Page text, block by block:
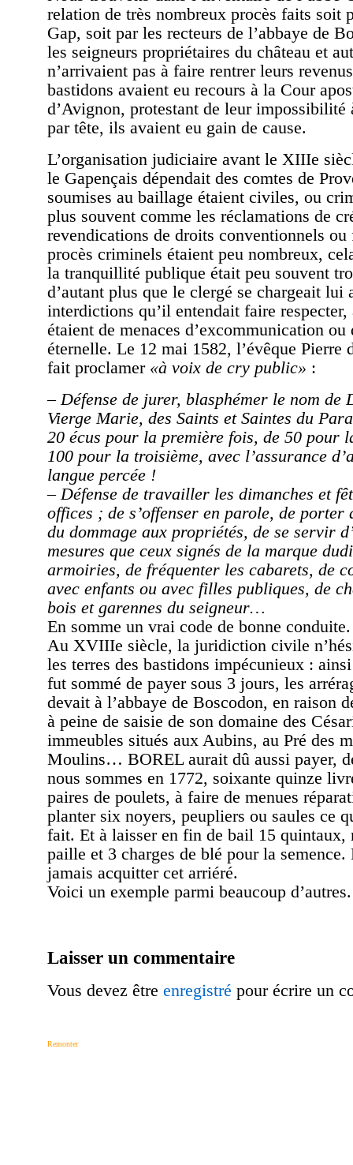
relation de très nombreux procès faits soit
Gap, soit par les recteurs de l’abbaye de
les seigneurs propriétaires du château et
n’arrivaient pas à faire rentrer leurs
bastidons avaient eu recours à la Cour
d’Avignon, protestant de leur
par tête, ils avaient eu gain de cause.
L’organisation judiciaire avant le XIIIe
le Gapençais dépendait des comtes de
soumises au baillage étaient civiles, ou
plus souvent comme les réclamations de
revendications de droits conventionnels
procès criminels étaient peu nombreux,
la tranquillité publique était peu souvent
d’autant plus que le clergé se chargeait lui
interdictions qu’il entendait faire respecter,
étaient de menaces d’excommunication ou
éternelle. Le 12 mai 1582, l’évêque Pierre
fait proclamer «à voix de cry public» :
– Défense de jurer, blasphémer le nom de
Vierge Marie, des Saints et Saintes du
20 écus pour la première fois, de 50 pour
100 pour la troisième, avec l’assurance
langue percée !
– Défense de travailler les dimanches et
offices ; de s’offenser en parole, de porter
du dommage aux propriétés, de se servir
mesures que ceux signés de la marque
armoiries, de fréquenter les cabarets, de
avec enfants ou avec filles publiques, de
bois et garennes du seigneur…
En somme un vrai code de bonne conduite.
Au XVIIIe siècle, la juridiction civile
les terres des bastidons impécunieux :
fut sommé de payer sous 3 jours, les
devait à l’abbaye de Boscodon, en raison
à peine de saisie de son domaine des
immeubles situés aux Aubins, au Pré des
Moulins… BOREL aurait dû aussi payer,
nous sommes en 1772, soixante quinze
paires de poulets, à faire de menues
planter six noyers, peupliers ou saules ce
fait. Et à laisser en fin de bail 15
paille et 3 charges de blé pour la
jamais acquitter cet arriéré.
Voici un exemple parmi beaucoup d’autres.
Laisser un commentaire
Vous devez être enregistré pour écrire un
Remonter